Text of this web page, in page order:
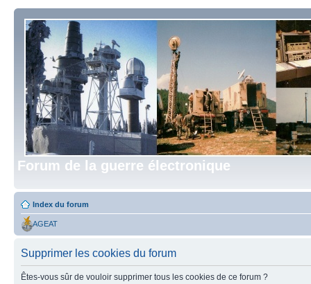
Forum de la guerre électronique
Index du forum
AGEAT
Supprimer les cookies du forum
Êtes-vous sûr de vouloir supprimer tous les cookies de ce forum ?